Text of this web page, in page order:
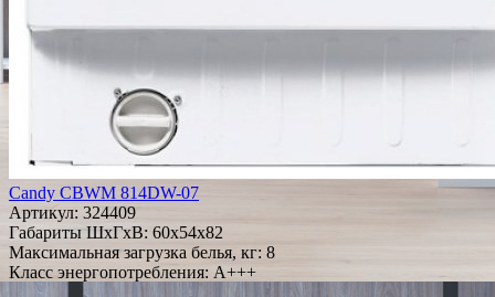
Candy CBWM 814DW-07
Артикул: 324409
Габариты ШxГxВ: 60x54x82
Максимальная загрузка белья, кг: 8
Класс энергопотребления: A+++